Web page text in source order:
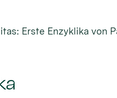
Erste Enzyklika von